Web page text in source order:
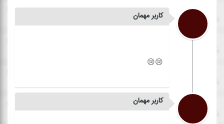
کاربر مهمان
کاربر مهمان